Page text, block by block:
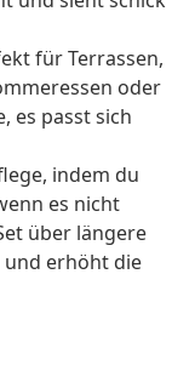
für Terrassen,
oder
es passt sich
indem du
es nicht
über längere
erhöht die